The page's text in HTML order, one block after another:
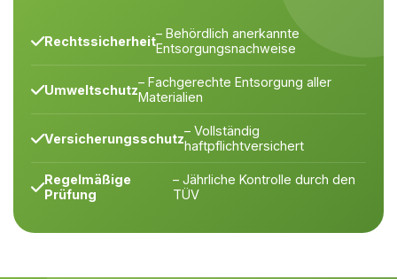
Rechtssicherheit– Behördlich anerkannte
Entsorgungsnachweise
Umweltschutz– Fachgerechte Entsorgung aller
Materialien
Versicherungsschutz– Vollständig
haftpflichtversichert
Regelmäßige
Prüfung
– Jährliche Kontrolle durch den
TÜV